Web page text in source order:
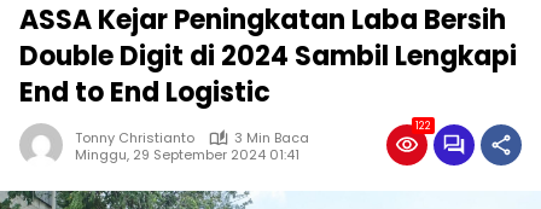
ASSA Kejar Peningkatan Laba Bersih
Double Digit di 2024 Sambil Lengkapi
End to End Logistic
Tonny Christianto
3 Min Baca
Minggu, 29 September 2024 01:41
122